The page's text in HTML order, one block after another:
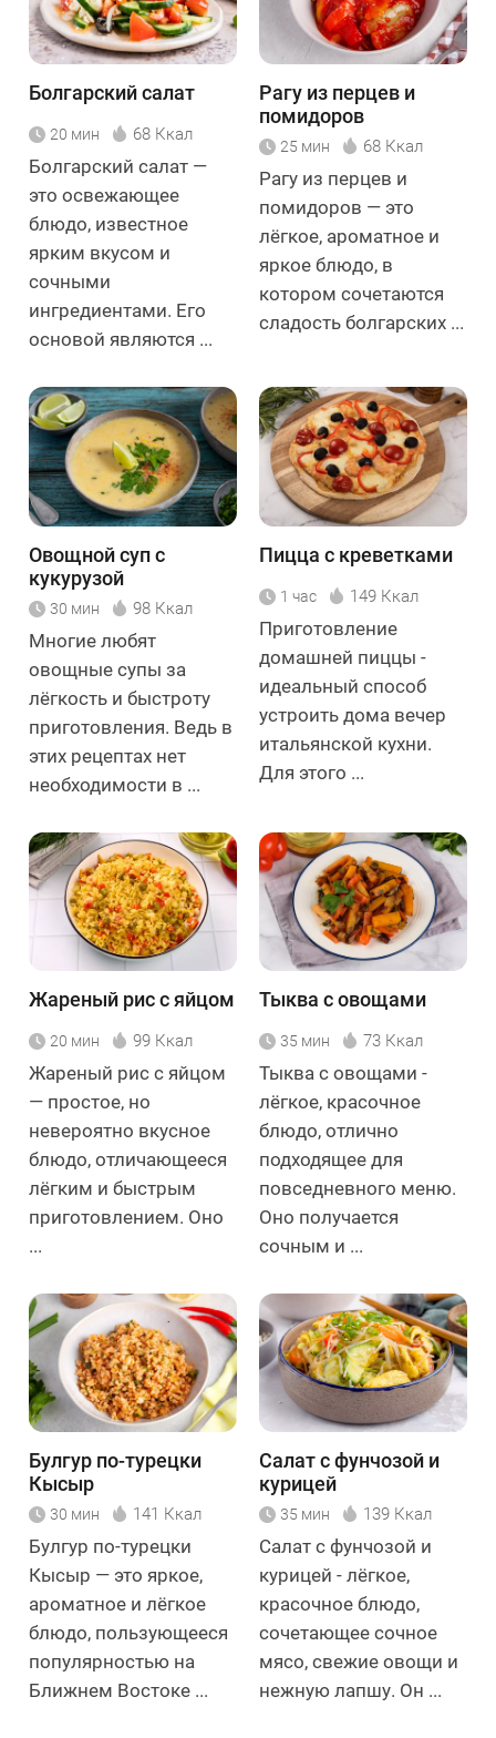
Болгарский салат
20 мин 68 Ккал
Болгарский салат —
это освежающее
блюдо, известное
ярким вкусом и
сочными
ингредиентами. Его
основой являются ...
Рагу из перцев и
помидоров
25 мин 68 Ккал
Рагу из перцев и
помидоров — это
лёгкое, ароматное и
яркое блюдо, в
котором сочетаются
сладость болгарских ...
Овощной суп с
кукурузой
30 мин 98 Ккал
Многие любят
овощные супы за
лёгкость и быстроту
приготовления. Ведь в
этих рецептах нет
необходимости в ...
Пицца с креветками
1 час 149 Ккал
Приготовление
домашней пиццы -
идеальный способ
устроить дома вечер
итальянской кухни.
Для этого ...
Жареный рис с яйцом
20 мин 99 Ккал
Жареный рис с яйцом
— простое, но
невероятно вкусное
блюдо, отличающееся
лёгким и быстрым
приготовлением. Оно
...
Тыква с овощами
35 мин 73 Ккал
Тыква с овощами -
лёгкое, красочное
блюдо, отлично
подходящее для
повседневного меню.
Оно получается
сочным и ...
Булгур по-турецки
Кысыр
30 мин 141 Ккал
Булгур по-турецки
Кысыр — это яркое,
ароматное и лёгкое
блюдо, пользующееся
популярностью на
Ближнем Востоке ...
Салат с фунчозой и
курицей
35 мин 139 Ккал
Салат с фунчозой и
курицей - лёгкое,
красочное блюдо,
сочетающее сочное
мясо, свежие овощи и
нежную лапшу. Он ...